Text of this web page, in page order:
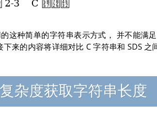
这种简单的字符串表示方式， 并不能满
下来的内容将详细对比 C 字符串和 SDS
杂度获取字符串长度